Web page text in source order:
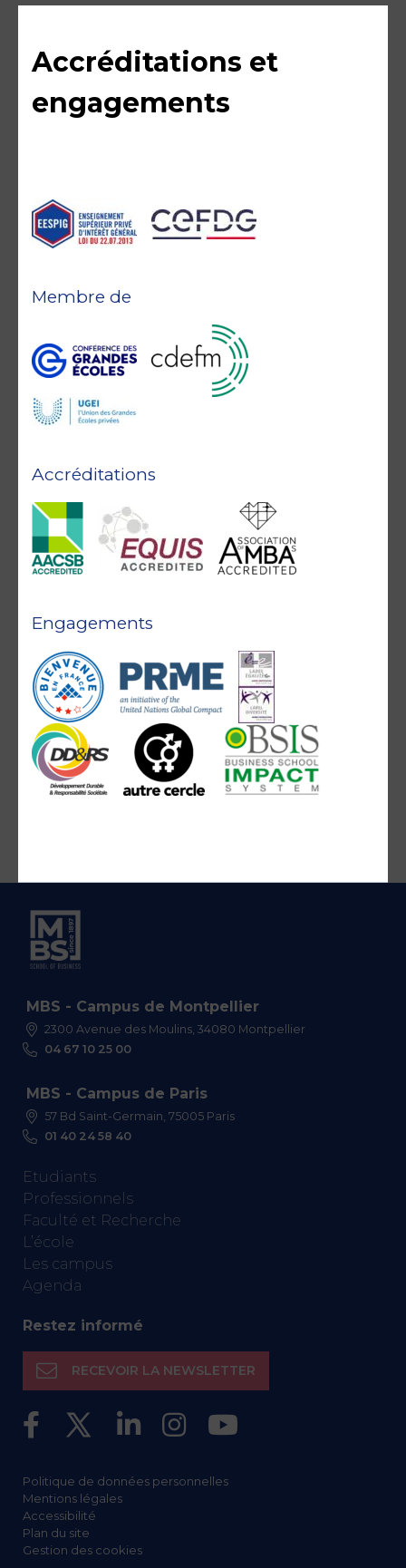
Accréditations et
engagements
Accréditations
Membre de
Engagements
MBS - Campus de Montpellier
2300 Avenue des Moulins, 34080 Montpellier
04 67 10 25 00
MBS - Campus de Paris
57 Bd Saint-Germain, 75005 Paris
01 40 24 58 40
Etudiants
Professionnels
Faculté et Recherche
L’école
Les campus
Agenda
Restez informé
RECEVOIR LA NEWSLETTER
Politique de données personnelles
Mentions légales
Accessibilité
Plan du site
Gestion des cookies